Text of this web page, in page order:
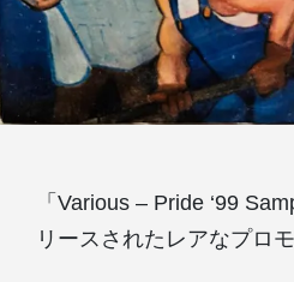
「Various – Pride ‘99
リースされたレアなプロ